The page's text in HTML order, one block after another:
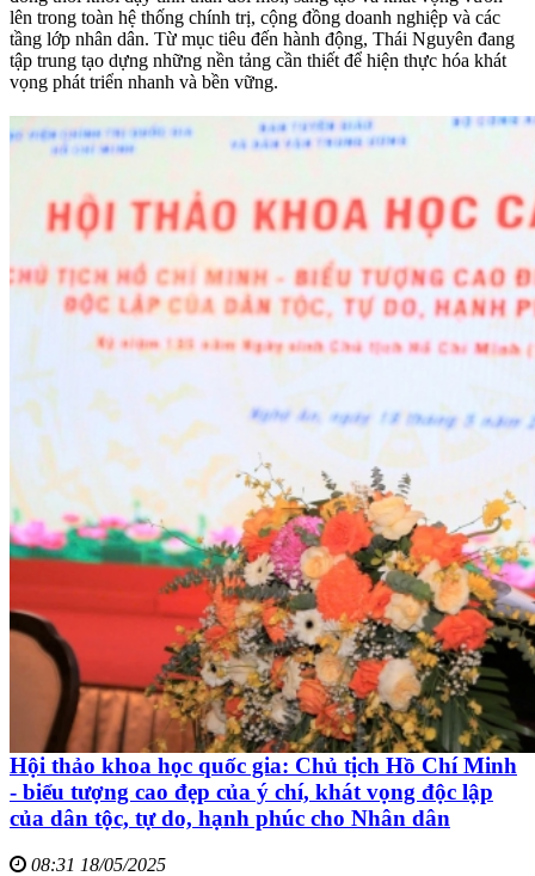
lên trong toàn hệ thống chính trị, cộng đồng doanh nghiệp và các
tầng lớp nhân dân. Từ mục tiêu đến hành động, Thái Nguyên đang
tập trung tạo dựng những nền tảng cần thiết để hiện thực hóa khát
vọng phát triển nhanh và bền vững.
Hội thảo khoa học quốc gia: Chủ tịch Hồ Chí Minh
- biểu tượng cao đẹp của ý chí, khát vọng độc lập
của dân tộc, tự do, hạnh phúc cho Nhân dân
08:31 18/05/2025